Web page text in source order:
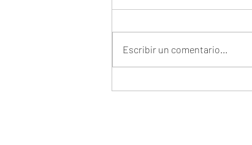
Arelys Henao Y Grupo
Escribir un comentario...